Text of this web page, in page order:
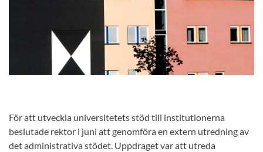
För att utveckla universitetets stöd till institutionerna
beslutade rektor i juni att genomföra en extern utredning av
det administrativa stödet. Uppdraget var att utreda